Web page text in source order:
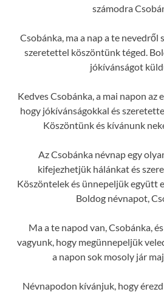
számodra
Csobánka, ma a nap a te nevedről
szeretettel köszöntünk téged.
jókívánságot
Kedves Csobánka, a mai napon az
hogy jókívánságokkal és
Köszöntünk és kívánunk
Az Csobánka névnap egy
kifejezhetjük hálánkat és
Köszöntelek és ünnepeljük együtt
Boldog névnapot,
Ma a te napod van, Csobánka,
vagyunk, hogy megünnepeljük
a napon sok mosoly jár
Névnapodon kívánjuk, hogy